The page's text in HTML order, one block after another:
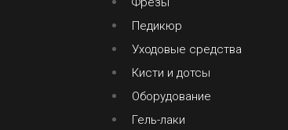
Педикюр
Уходовые средства
Кисти и дотсы
Оборудование
Гель-лаки